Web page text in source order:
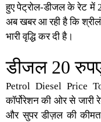
हुए पेट्रोल-डीजल के रेट में
अब खबर आ रही है कि
भारी वृद्धि कर दी है।
डीजल 20
Petrol Diesel Price
कॉर्पोरेशन की ओर से
और सुपर डीज़ल की कीमत